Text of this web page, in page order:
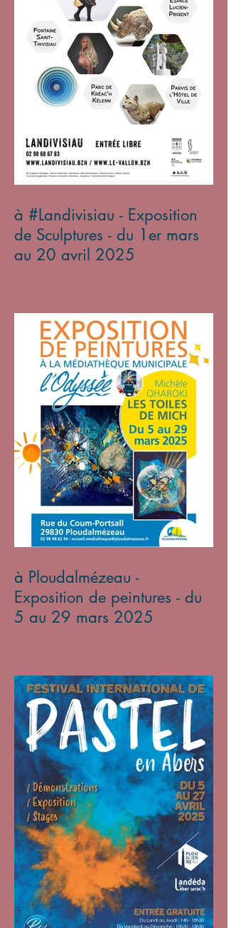
à #Landivisiau - Exposition
de Sculptures - du 1er mars
au 20 avril 2025
à Ploudalmézeau -
Exposition de peintures - du
5 au 29 mars 2025